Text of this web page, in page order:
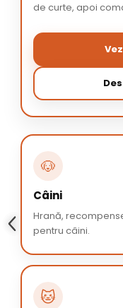
de curte, apoi
🐶
Câini
Hrană,
pentru câini.
🐱